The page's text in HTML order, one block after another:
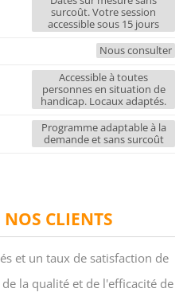
NOS CLIENTS
et un taux de satisfaction de
la qualité et de l'efficacité de
surcoût. Votre session
accessible sous 15 jours
Nous consulter
Accessible à toutes
personnes en situation de
handicap. Locaux adaptés.
Programme adaptable à la
demande et sans surcoût